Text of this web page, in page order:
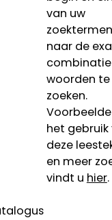
van uw
naar de
woorden te
zoeken.
het gebruik
deze
en meer
vindt u hier.